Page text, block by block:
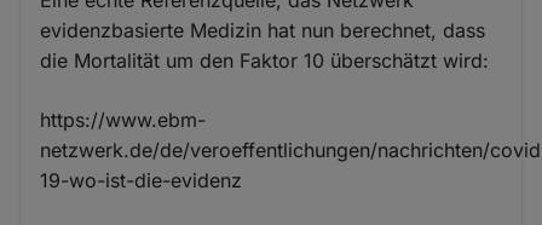
evidenzbasierte Medizin hat nun berechnet, dass
die Mortalität um den Faktor 10 überschätzt wird:
https://www.ebm-
netzwerk.de/de/veroeffentlichungen/nachrichten/
19-wo-ist-die-evidenz